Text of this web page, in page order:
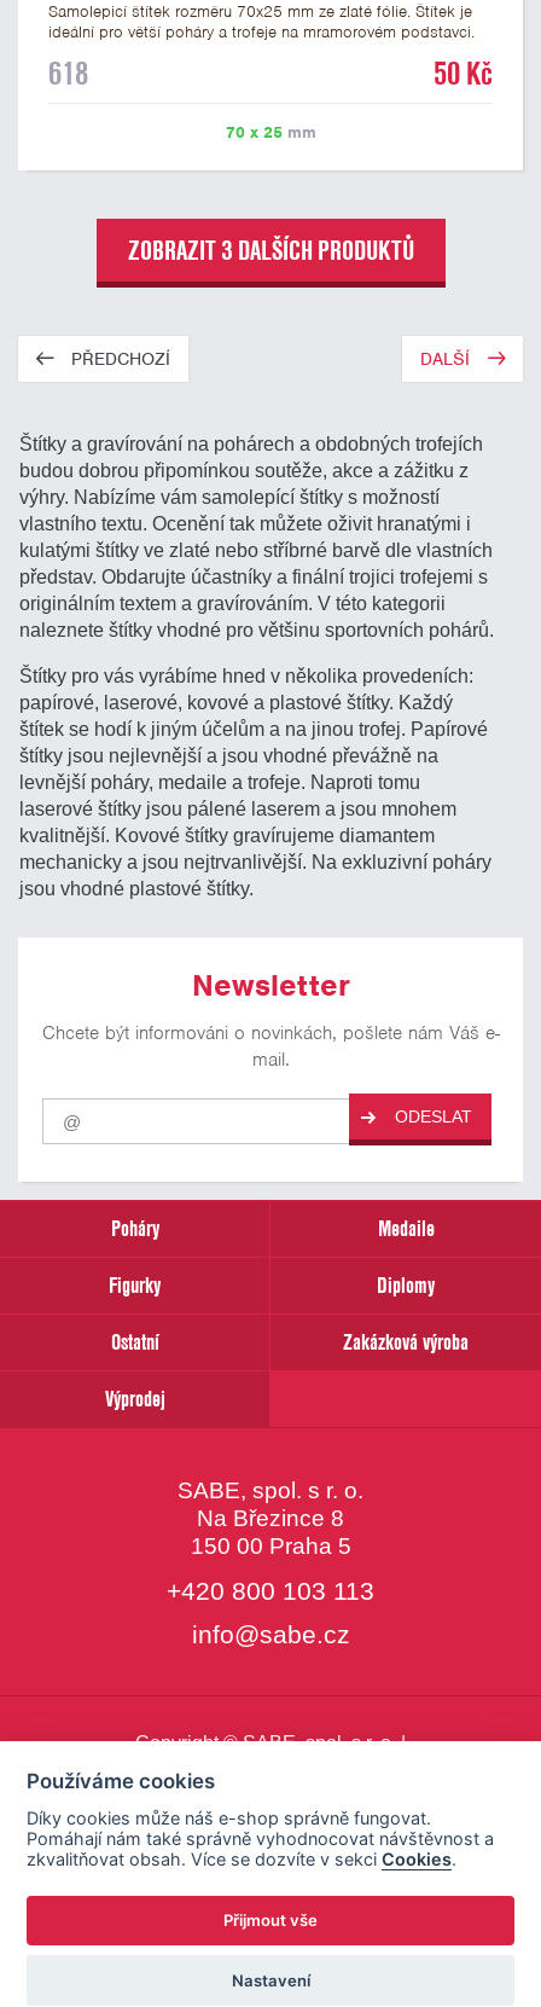
Samolepicí štítek rozměru 70x25 mm ze zlaté fólie. Štítek je
ideální pro větší poháry a trofeje na mramorovém podstavci.
textu doporučujeme maximálně 3 řádky, aby byla zachována
prvním kroku objednávky.
618 50 Kč
70 x 25mm
ZOBRAZIT 3 DALŠÍCH PRODUKTŮ
PŘEDCHOZÍ DALŠÍ
Štítky a gravírování na pohárech a obdobných trofejích
budou dobrou připomínkou soutěže, akce a zážitku z
výhry. Nabízíme vám samolepící štítky s možností
vlastního textu. Ocenění tak můžete oživit hranatými i
kulatými štítky ve zlaté nebo stříbrné barvě dle vlastních
představ. Obdarujte účastníky a finální trojici trofejemi s
originálním textem a gravírováním. V této kategorii
naleznete štítky vhodné pro většinu sportovních pohárů.
Štítky pro vás vyrábíme hned v několika provedeních:
papírové, laserové, kovové a plastové štítky. Každý
štítek se hodí k jiným účelům a na jinou trofej. Papírové
štítky jsou nejlevnější a jsou vhodné převážně na
levnější poháry, medaile a trofeje. Naproti tomu
laserové štítky jsou pálené laserem a jsou mnohem
kvalitnější. Kovové štítky gravírujeme diamantem
mechanicky a jsou nejtrvanlivější. Na exkluzivní poháry
jsou vhodné plastové štítky.
Newsletter
Chcete být informováni o novinkách, pošlete nám Váš e-
mail.
Pro
odběr
našich
email
ODESLAT
Poháry
Medaile
Figurky
Diplomy
Ostatní
Zakázková výroba
Výprodej
SABE, spol. s r. o.
Na Březince 8
150 00 Praha 5
+420 800 103 113
info@sabe.cz
Copyright © SABE, spol. s r. o. |
Používáme cookies
Díky cookies může náš e-shop správně fungovat.
Pomáhají nám také správně vyhodnocovat návštěvnost a
zkvalitňovat obsah. Více se dozvíte v sekciCookies.
Přijmout vše
Nastavení